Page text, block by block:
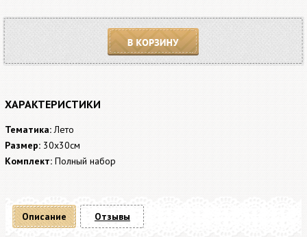
В корзину
ХАРАКТЕРИСТИКИ
Тематика: Лето
Размер: 30x30см
Комплект: Полный набор
Описание Отзывы